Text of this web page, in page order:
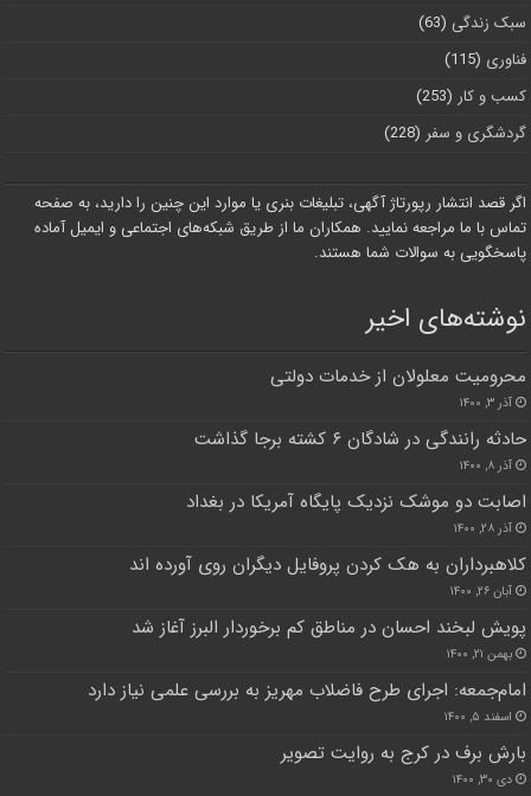
سبک زندگی (63)
فناوری (115)
کسب و کار (253)
گردشگری و سفر (228)
اگر قصد انتشار رپورتاژ آگهی، تبلیغات بنری یا موارد این چنین را دارید، به صفحه
تماس با ما مراجعه نمایید. همکاران ما از طریق شبکه‌های اجتماعی و ایمیل آماده
پاسخگویی به سوالات شما هستند.
نوشته‌های اخیر
محرومیت معلولان از خدمات دولتی
آذر ۳, ۱۴۰۰
حادثه رانندگی در شادگان ۶ کشته برجا گذاشت
آذر ۸, ۱۴۰۰
اصابت دو موشک نزدیک پایگاه آمریکا در بغداد
آذر ۲۸, ۱۴۰۰
کلاهبرداران به هک کردن پروفایل دیگران روی آورده اند
آبان ۲۶, ۱۴۰۰
پویش لبخند احسان در مناطق کم برخوردار البرز آغاز شد
بهمن ۲۱, ۱۴۰۰
امام‌جمعه: اجرای طرح فاضلاب مهریز به بررسی علمی نیاز دارد
اسفند ۵, ۱۴۰۰
بارش برف در کرج به روایت تصویر‌
دی ۳۰, ۱۴۰۰